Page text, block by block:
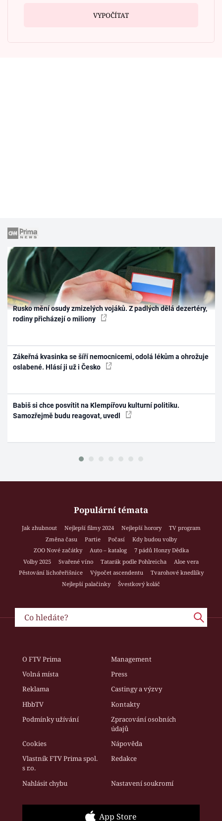
VYPOČÍTAT
Rusko mění osudy zmizelých vojáků. Z padlých dělá dezertéry,
rodiny přicházejí o miliony
Zákeřná kvasinka se šíří nemocnicemi, odolá lékům a ohrožuje
oslabené. Hlásí ji už i Česko
Babiš si chce posvítit na Klempířovu kulturní politiku.
Samozřejmě budu reagovat, uvedl
Populární témata
Jak zhubnout Nejlepší filmy 2024 Nejlepší horory
TV program
Změna času
Partie Počasí
Kdy budou volby
ZOO Nové začátky
Auto – katalog
7 pádů Honzy Dědka
Volby 2025
Svařené víno Tatarák podle Pohlreicha
Aloe vera
Pěstování lichořeřišnice
Výpočet ascendentu
Tvarohové knedlíky
Nejlepší palačinky
Švestkový koláč
O FTV Prima
Management
Volná místa
Press
Reklama
Castingy a výzvy
HbbTV
Kontakty
Podmínky užívání
Zpracování osobních
údajů
Cookies
Nápověda
Vlastník FTV Prima spol.
s r.o.
Redakce
Nahlásit chybu Nastavení soukromí
App Store